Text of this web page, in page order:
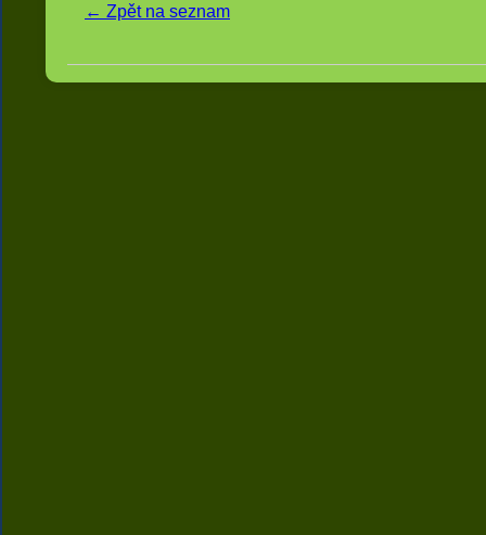
← Zpět na seznam